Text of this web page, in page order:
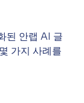
된 안랩 AI 글
가지 사례를